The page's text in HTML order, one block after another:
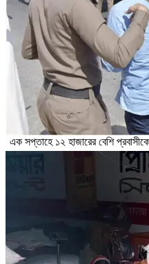
এক সপ্তাহে ১২ হাজারের বেশি